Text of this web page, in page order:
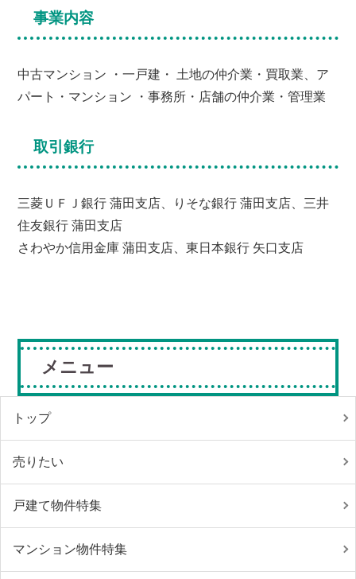
事業内容
中古マンション ・一戸建・ 土地の仲介業・買取業、ア
パート・マンション ・事務所・店舗の仲介業・管理業
取引銀行
三菱ＵＦＪ銀行 蒲田支店、りそな銀行 蒲田支店、三井
住友銀行 蒲田支店
さわやか信用金庫 蒲田支店、東日本銀行 矢口支店
メニュー
トップ
売りたい
戸建て物件特集
マンション物件特集